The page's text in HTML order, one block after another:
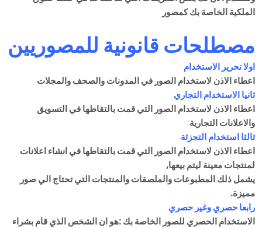
الملكية الخاصة بك كمصور
مصطلحات قانونية للمصوريين
اولا تحرير الاستخدام
اعطاء الاذن لاستخدام الصور في المدونات والصحف والمجلات
ثانيا الاستخدام التجاري
اعطاء الاذن لاستخدام الصور التي قمت بالتقاطها في التسويق
والاعلانات التجارية
ثالثا استخدام التجزئة
اعطاء الاذن لاستخدام الصور التي قمت بالتقاطها في انشاء اعلانات
لمنتجات معينة ليتم بيعها,
يشمل ذلك المطبوعات والملصقات والمنتجات التي تحتاج الي صور
مميزة.
رابعا حصري وغير حصري
الاستخدام الحصري للصور الخاصة بك :هو ان الشخص الذي قام بشراء